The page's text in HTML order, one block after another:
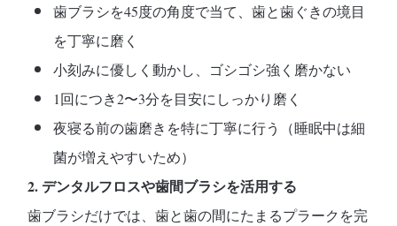
歯ブラシを45度の角度で当て、歯と歯ぐきの境目
を丁寧に磨く
小刻みに優しく動かし、ゴシゴシ強く磨かない
1回につき2〜3分を目安にしっかり磨く
夜寝る前の歯磨きを特に丁寧に行う（睡眠中は細
菌が増えやすいため）
2. デンタルフロスや歯間ブラシを活用する
歯ブラシだけでは、歯と歯の間にたまるプラークを完